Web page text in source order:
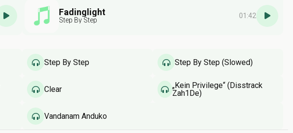
Fadinglight
Step By Step
01:42
Step By Step Step By Step (Slowed)
Clear
„Kein Privilege“ (Disstrack
Zah1De)
Vandanam Anduko